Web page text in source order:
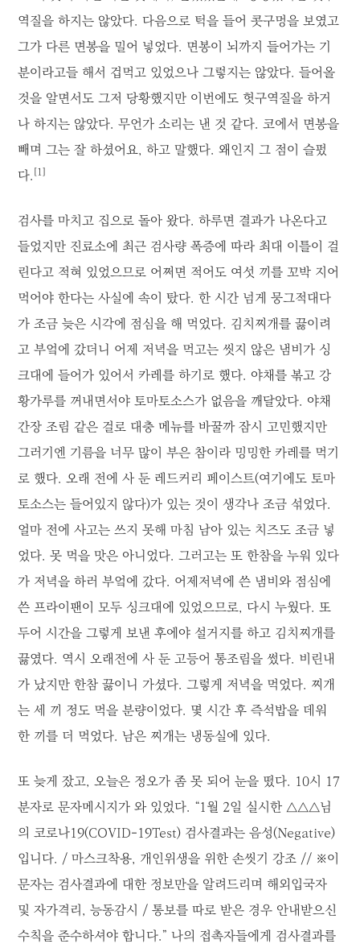
역질을 하지는 않았다. 다음으로 턱을 들어 콧구멍을 보였고
그가 다른 면봉을 밀어 넣었다. 면봉이 뇌까지 들어가는 기
분이라고들 해서 겁먹고 있었으나 그렇지는 않았다. 들어올
것을 알면서도 그저 당황했지만 이번에도 헛구역질을 하거
나 하지는 않았다. 무언가 소리는 낸 것 같다. 코에서 면봉을
빼며 그는 잘 하셨어요, 하고 말했다. 왜인지 그 점이 슬펐
다.[1]
검사를 마치고 집으로 돌아 왔다. 하루면 결과가 나온다고
들었지만 진료소에 최근 검사량 폭증에 따라 최대 이틀이 걸
린다고 적혀 있었으므로 어쩌면 적어도 여섯 끼를 꼬박 지어
먹어야 한다는 사실에 속이 탔다. 한 시간 넘게 뭉그적대다
가 조금 늦은 시각에 점심을 해 먹었다. 김치찌개를 끓이려
고 부엌에 갔더니 어제 저녁을 먹고는 씻지 않은 냄비가 싱
크대에 들어가 있어서 카레를 하기로 했다. 야채를 볶고 강
황가루를 꺼내면서야 토마토소스가 없음을 깨달았다. 야채
간장 조림 같은 걸로 대충 메뉴를 바꿀까 잠시 고민했지만
그러기엔 기름을 너무 많이 부은 참이라 밍밍한 카레를 먹기
로 했다. 오래 전에 사 둔 레드커리 페이스트(여기에도 토마
토소스는 들어있지 않다)가 있는 것이 생각나 조금 섞었다.
얼마 전에 사고는 쓰지 못해 마침 남아 있는 치즈도 조금 넣
었다. 못 먹을 맛은 아니었다. 그러고는 또 한참을 누워 있다
가 저녁을 하러 부엌에 갔다. 어제저녁에 쓴 냄비와 점심에
쓴 프라이팬이 모두 싱크대에 있었으므로, 다시 누웠다. 또
두어 시간을 그렇게 보낸 후에야 설거지를 하고 김치찌개를
끓였다. 역시 오래전에 사 둔 고등어 통조림을 썼다. 비린내
가 났지만 한참 끓이니 가셨다. 그렇게 저녁을 먹었다. 찌개
는 세 끼 정도 먹을 분량이었다. 몇 시간 후 즉석밥을 데워
한 끼를 더 먹었다. 남은 찌개는 냉동실에 있다.
또 늦게 잤고, 오늘은 정오가 좀 못 되어 눈을 떴다. 10시 17
분자로 문자메시지가 와 있었다. “1월 2일 실시한 △△△님
의 코로나19(COVID-19Test) 검사결과는 음성(Negative)
입니다. / 마스크착용, 개인위생을 위한 손씻기 강조 // ※이
문자는 검사결과에 대한 정보만을 알려드리며 해외입국자
및 자가격리, 능동감시 / 통보를 따로 받은 경우 안내받으신
수칙을 준수하셔야 합니다.” 나의 접촉자들에게 검사결과를